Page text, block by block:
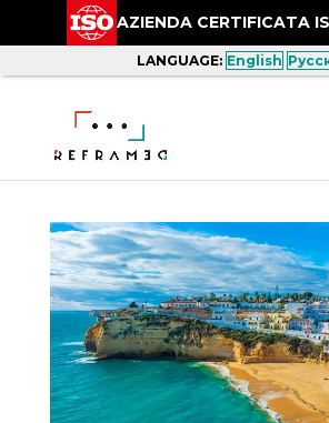
AZIENDA CERTIFICATA
LANGUAGE: English